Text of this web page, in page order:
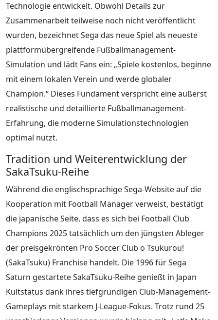
Technologie entwickelt. Obwohl Details zur
Zusammenarbeit teilweise noch nicht veröffentlicht
wurden, bezeichnet Sega das neue Spiel als neueste
plattformübergreifende Fußballmanagement-
Simulation und lädt Fans ein: „Spiele kostenlos, beginne
mit einem lokalen Verein und werde globaler
Champion.“ Dieses Fundament verspricht eine äußerst
realistische und detaillierte Fußballmanagement-
Erfahrung, die moderne Simulationstechnologien
optimal nutzt.
Tradition und Weiterentwicklung der
SakaTsuku-Reihe
Während die englischsprachige Sega-Website auf die
Kooperation mit Football Manager verweist, bestätigt
die japanische Seite, dass es sich bei Football Club
Champions 2025 tatsächlich um den jüngsten Ableger
der preisgekrönten Pro Soccer Club o Tsukurou!
(SakaTsuku) Franchise handelt. Die 1996 für Sega
Saturn gestartete SakaTsuku-Reihe genießt in Japan
Kultstatus dank ihres tiefgründigen Club-Management-
Gameplays mit starkem J-League-Fokus. Trotz rund 25